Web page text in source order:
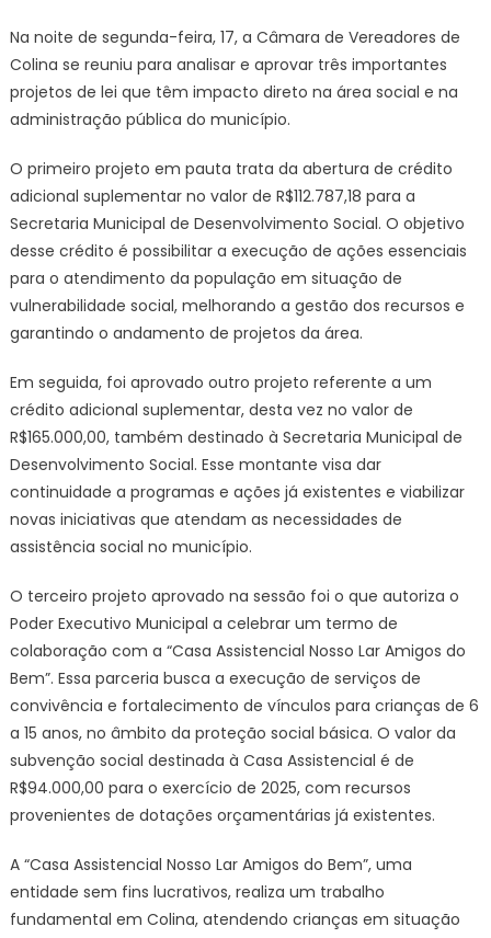
Na noite de segunda-feira, 17, a Câmara de Vereadores de
Colina se reuniu para analisar e aprovar três importantes
projetos de lei que têm impacto direto na área social e na
administração pública do município.
O primeiro projeto em pauta trata da abertura de crédito
adicional suplementar no valor de R$112.787,18 para a
Secretaria Municipal de Desenvolvimento Social. O objetivo
desse crédito é possibilitar a execução de ações essenciais
para o atendimento da população em situação de
vulnerabilidade social, melhorando a gestão dos recursos e
garantindo o andamento de projetos da área.
Em seguida, foi aprovado outro projeto referente a um
crédito adicional suplementar, desta vez no valor de
R$165.000,00, também destinado à Secretaria Municipal de
Desenvolvimento Social. Esse montante visa dar
continuidade a programas e ações já existentes e viabilizar
novas iniciativas que atendam as necessidades de
assistência social no município.
O terceiro projeto aprovado na sessão foi o que autoriza o
Poder Executivo Municipal a celebrar um termo de
colaboração com a “Casa Assistencial Nosso Lar Amigos do
Bem”. Essa parceria busca a execução de serviços de
convivência e fortalecimento de vínculos para crianças de 6
a 15 anos, no âmbito da proteção social básica. O valor da
subvenção social destinada à Casa Assistencial é de
R$94.000,00 para o exercício de 2025, com recursos
provenientes de dotações orçamentárias já existentes.
A “Casa Assistencial Nosso Lar Amigos do Bem”, uma
entidade sem fins lucrativos, realiza um trabalho
fundamental em Colina, atendendo crianças em situação